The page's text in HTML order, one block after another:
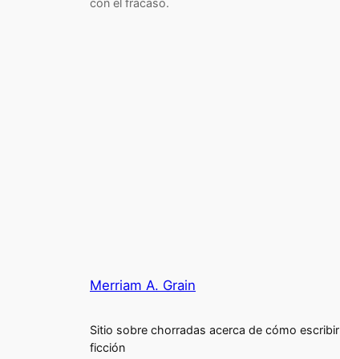
Merriam A. Grain
Sitio sobre chorradas acerca de cómo escribir
ficción